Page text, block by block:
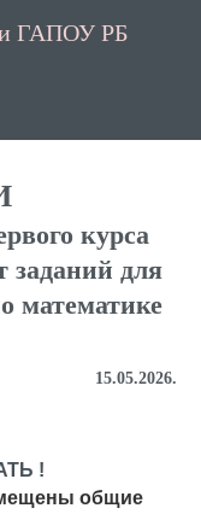
ГАПОУ РБ
курса
заданий для
математике
15.05.2026.
!
общие